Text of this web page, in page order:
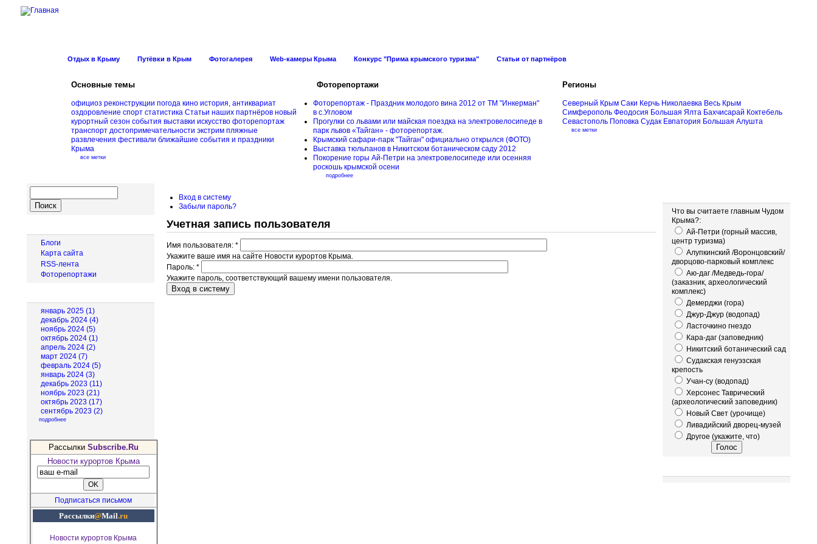
Отдых в Крыму Путёвки в Крым Фотогалерея Web-камеры Крыма Конкурс "Прима крымского туризма" Статьи от партнёров
Основные темы
официоз реконструкции погода кино история, антиквариат
оздоровление спорт статистика Статьи наших партнёров новый
курортный сезон события выставки искусство фоторепортаж
транспорт достопримечательности экстрим пляжные
развлечения фестивали ближайшие события и праздники
Крыма
все метки
Фоторепортажи
Фоторепортаж - Праздник молодого вина 2012 от ТМ "Инкерман"
в с.Угловом
Прогулки cо львами или майская поездка на электровелосипеде в
парк львов «Тайган» - фоторепортаж.
Крымский сафари-парк "Тайган" официально открылся (ФОТО)
Выставка тюльпанов в Никитском ботаническом саду 2012
Покорение горы Ай-Петри на электровелосипеде или осенняя
роскошь крымской осени
подробнее
Регионы
Северный Крым Саки Керчь Николаевка Весь Крым
Симферополь Феодосия Большая Ялта Бахчисарай Коктебель
Севастополь Поповка Судак Евпатория Большая Алушта
все метки
Блоги
Карта сайта
RSS-лента
Фоторепортажи
январь 2025 (1)
декабрь 2024 (4)
ноябрь 2024 (5)
октябрь 2024 (1)
апрель 2024 (2)
март 2024 (7)
февраль 2024 (5)
январь 2024 (3)
декабрь 2023 (11)
ноябрь 2023 (21)
октябрь 2023 (17)
сентябрь 2023 (2)
подробнее
Рассылки Subscribe.Ru
Новости курортов Крыма
Подписаться письмом
Рассылки@Mail.ru
Новости курортов Крыма
Вход в систему
Забыли пароль?
Учетная запись пользователя
Имя пользователя: *
Укажите ваше имя на сайте Новости курортов Крыма.
Пароль: *
Укажите пароль, соответствующий вашему имени пользователя.
Что вы считаете главным Чудом
Крыма?:
Ай-Петри (горный массив,
центр туризма)
Алупкинский /Воронцовский/
дворцово-парковый комплекс
Аю-даг /Медведь-гора/
(заказник, археологический
комплекс)
Демерджи (гора)
Джур-Джур (водопад)
Ласточкино гнездо
Кара-даг (заповедник)
Никитский ботанический сад
Судакская генуэзская
крепость
Учан-су (водопад)
Херсонес Таврический
(археологический заповедник)
Новый Свет (урочище)
Ливадийский дворец-музей
Другое (укажите, что)